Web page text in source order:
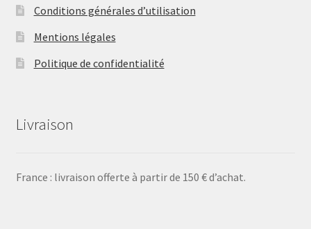
Conditions générales d’utilisation
Mentions légales
Politique de confidentialité
Livraison
France : livraison offerte à partir de 150 € d’achat.